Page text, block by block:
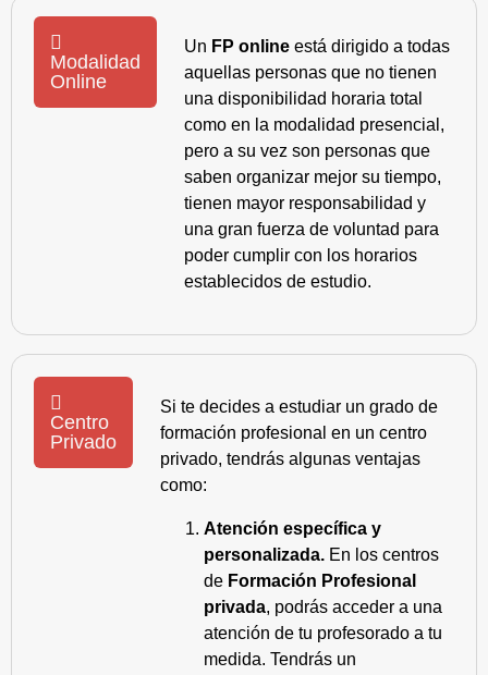
Modalidad
Online
Un FP online está dirigido a todas
aquellas personas que no tienen
una disponibilidad horaria total
como en la modalidad presencial,
pero a su vez son personas que
saben organizar mejor su tiempo,
tienen mayor responsabilidad y
una gran fuerza de voluntad para
poder cumplir con los horarios
establecidos de estudio.
Centro
Privado
Si te decides a estudiar un grado de
formación profesional en un centro
privado, tendrás algunas ventajas
como:
Atención específica y
personalizada. En los centros
de Formación Profesional
privada, podrás acceder a una
atención de tu profesorado a tu
medida. Tendrás un